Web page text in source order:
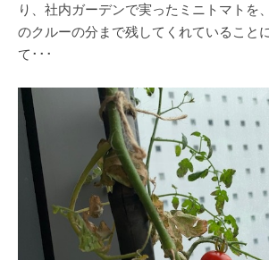
り、社内ガーデンで実ったミニトマトを
のクルーの分まで残してくれていること
て･･･